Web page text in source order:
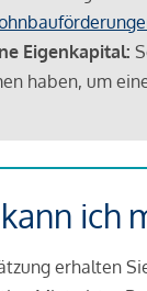
Eigenkapital:
haben, um
ich
erhalten